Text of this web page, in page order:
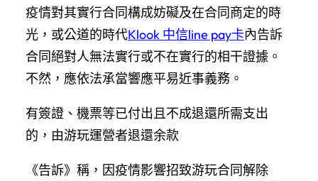
疫情對其實行合同構成妨礙及在合同商定的時
光，或公道的時代Klook 中信line pay卡內告訴
合同絕對人無法實行或不在實行的相干證據。
不然，應依法承當響應平易近事義務。
有簽證、機票等已付出且不成退還所需支出
的，由游玩運營者退還余款
《告訴》稱，因疫情影響招致游玩合同解除